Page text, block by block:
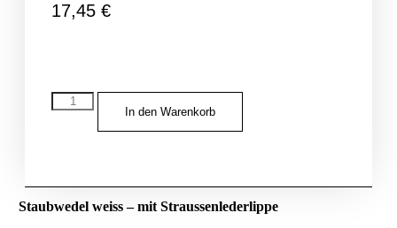
17,45 €
In den Warenkorb
Staubwedel weiss – mit Straussenlederlippe